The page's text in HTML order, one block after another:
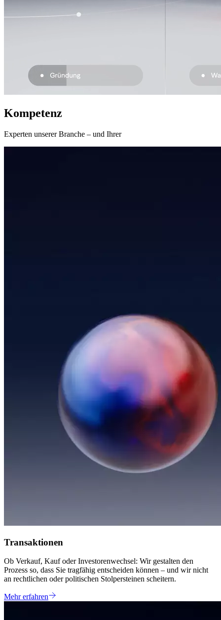
Kompetenz
Experten unserer Branche – und Ihrer
Transaktionen
Ob Verkauf, Kauf oder Investorenwechsel: Wir gestalten den
Prozess so, dass Sie tragfähig entscheiden können – und wir nicht
an rechtlichen oder politischen Stolpersteinen scheitern.
Mehr erfahren